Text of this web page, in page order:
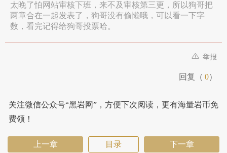
太晚了怕网站审核下班，来不及审核第三更，所以狗哥把
两章合在一起发表了，狗哥没有偷懒哦，可以看一下字
数，看完记得给狗哥投票哈。
举报
回复（ 0）
关注微信公众号“黑岩网”，方便下次阅读，更有海量岩币免
费领！
上一章 目录 下一章